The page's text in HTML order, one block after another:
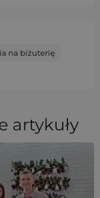
na biżuterię
artykuły